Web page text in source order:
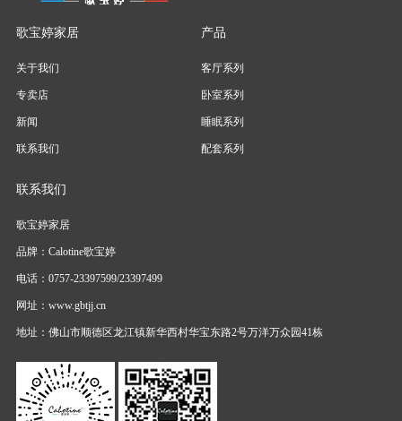
歌宝婷家居
关于我们
专卖店
新闻
联系我们
产品
客厅系列
卧室系列
睡眠系列
配套系列
联系我们
歌宝婷家居
品牌：Calotine歌宝婷
电话：0757-23397599/23397499
网址：www.gbtjj.cn
地址：佛山市顺德区龙江镇新华西村华宝东路2号万洋万众园41栋